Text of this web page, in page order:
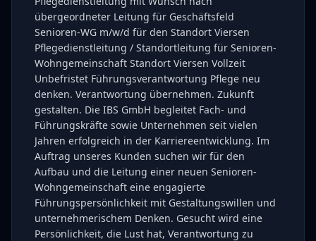
übergeordneter Leitung für Geschäftsfeld
Senioren-WG m/w/d für den Standort Viersen
Pflegedienstleitung / Standortleitung für Senioren-
Wohngemeinschaft Standort Viersen Vollzeit
Unbefristet Führungsverantwortung Pflege neu
denken. Verantwortung übernehmen. Zukunft
gestalten. Die IBS GmbH begleitet Fach- und
Führungskräfte sowie Unternehmen seit vielen
Jahren erfolgreich in der Karriereentwicklung. Im
Auftrag unseres Kunden suchen wir für den
Aufbau und die Leitung einer neuen Senioren-
Wohngemeinschaft eine engagierte
Führungspersönlichkeit mit Gestaltungswillen und
unternehmerischem Denken. Gesucht wird eine
Persönlichkeit, die Lust hat, Verantwortung zu